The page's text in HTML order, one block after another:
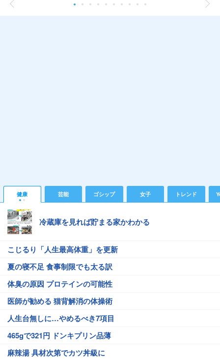
健康 芸能 ゴシップ 女子 トレンド
冷蔵庫を見れば貯まる家かわかる
こじるり「人生最高体重」を更新
夏の寝不足 食事制限でも太る訳
体臭の原因 プロテインの可能性
医師が勧める 猫背解消の体操術
人生台無しに…やめるべき7項目
465gで321円 ドンキプリン品薄
麻辣湯 具材次第でカツ丼級に